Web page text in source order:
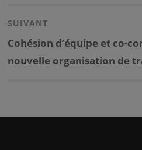
SUIVANT
Next
post:
Cohésion d’équipe et co-
nouvelle organisation de